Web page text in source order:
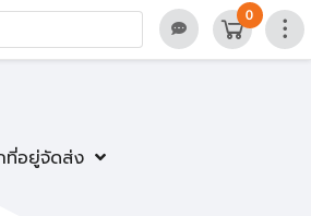
ที่อยู่จัดส่ง
0